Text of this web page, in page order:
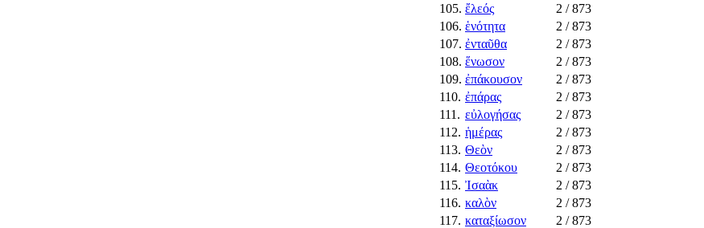
105. ἔλεός 2 / 873
106. ἑνότητα 2 / 873
107. ἐνταῦθα 2 / 873
108. ἕνωσον 2 / 873
109. ἐπάκουσον 2 / 873
110. ἐπάρας 2 / 873
111. εὐλογήσας 2 / 873
112. ἡμέρας 2 / 873
113. Θεὸν 2 / 873
114. Θεοτόκου 2 / 873
115. Ἰσαὰκ 2 / 873
116. καλὸν 2 / 873
117. καταξίωσον 2 / 873